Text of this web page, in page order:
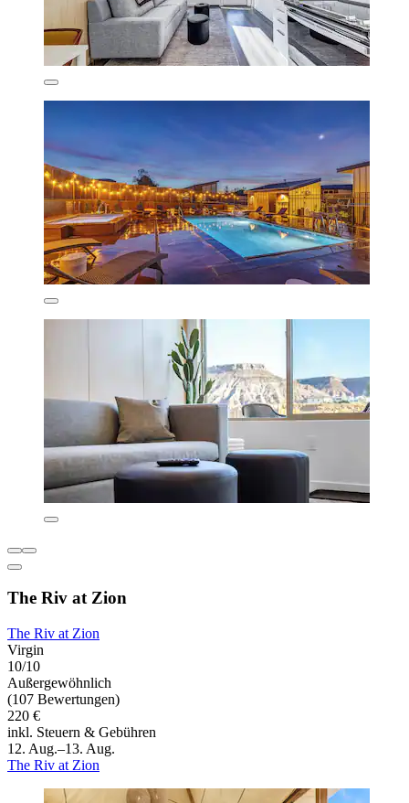
The Riv at Zion
The Riv at Zion
Virgin
10/10
Außergewöhnlich
(107 Bewertungen)
220 €
inkl. Steuern & Gebühren
12. Aug.–13. Aug.
The Riv at Zion